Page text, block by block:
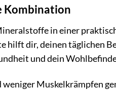
Kombination
in einer
hilft dir, deinen täglichen
und dein
Muskelkrämpfen